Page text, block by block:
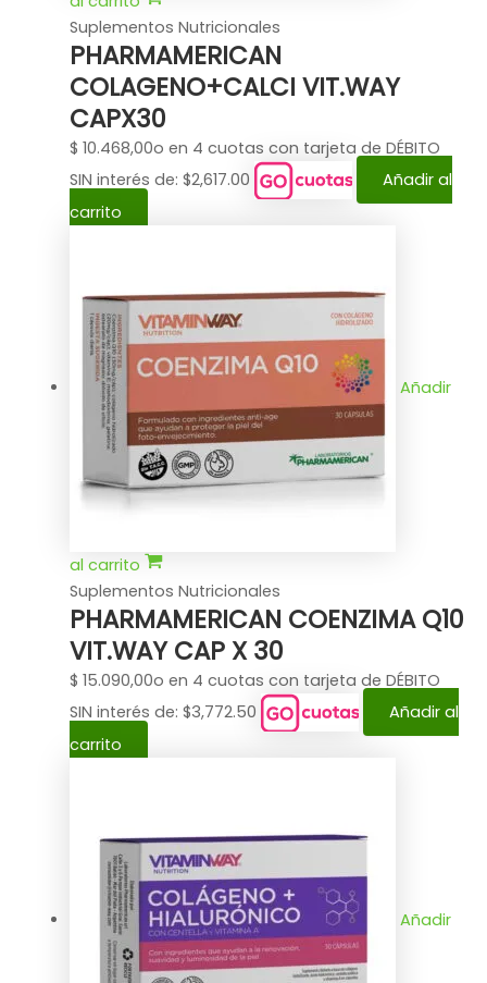
Suplementos Nutricionales
PHARMAMERICAN
COLAGENO+CALCI VIT.WAY
CAPX30
$ 10.468,00o en 4 cuotas con tarjeta de DÉBITO
SIN interés de: $2,617.00
Añadir al
carrito
Añadir
al carrito
Suplementos Nutricionales
PHARMAMERICAN COENZIMA Q10
VIT.WAY CAP X 30
$ 15.090,00o en 4 cuotas con tarjeta de DÉBITO
SIN interés de: $3,772.50
Añadir al
carrito
Añadir